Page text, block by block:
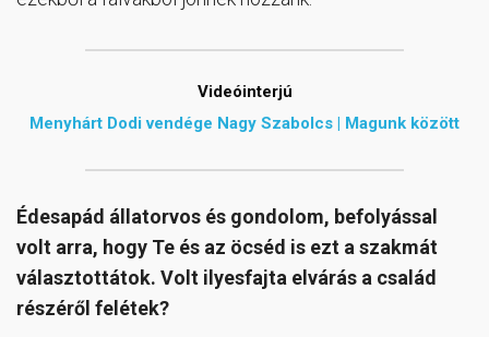
Videóinterjú
Menyhárt Dodi vendége Nagy Szabolcs | Magunk között
Édesapád állatorvos és gondolom, befolyással
volt arra, hogy Te és az öcséd is ezt a szakmát
választottátok. Volt ilyesfajta elvárás a család
részéről felétek?